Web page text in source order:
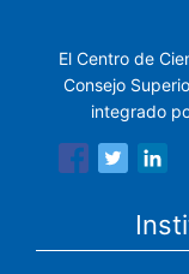
El Centro de
Consejo
integrado